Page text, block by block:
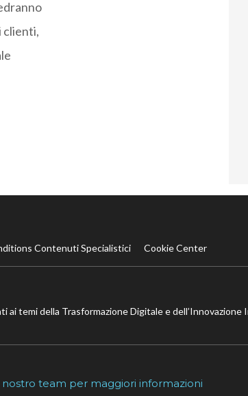
clienti,
Contenuti Specialistici Cookie Center
temi della Trasformazione Digitale e
team per maggiori informazioni